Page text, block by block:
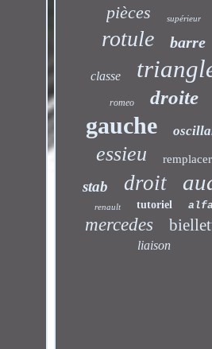
pièces supérieur
rotule barre
classe
romeo droite
gauche
essieu remplacer
stab droit
renault tutoriel alfa
mercedes
liaison